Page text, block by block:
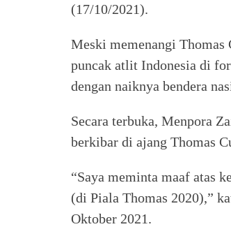
(17/10/2021).
Meski memenangi Thomas
puncak atlit Indonesia di
dengan naiknya bendera
Secara terbuka, Menpora
berkibar di ajang Thomas
“Saya meminta maaf atas
(di Piala Thomas 2020),”
Oktober 2021.